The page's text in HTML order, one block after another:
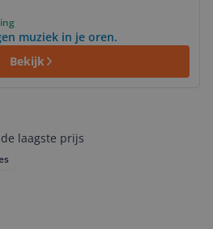
muziek in je oren.
Bekijk
laagste prijs